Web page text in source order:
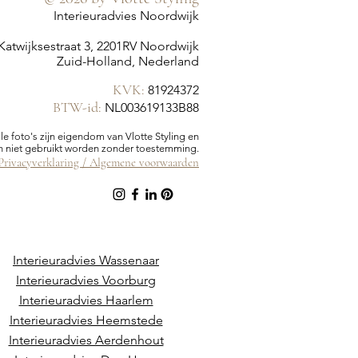
Interieuradvies Noordwijk
3, 2201RV Noordwijk
Zuid-Holland, Nederland
KVK: 81924372
BTW-id: NL003619133B88
foto's zijn eigendom van Vlotte Styling en
niet gebruikt worden zonder toestemming.
/ Algemene voorwaarden
Interieuradvies Wassenaar
Interieuradvies Voorburg
Interieuradvies Haarlem
Interieuradvies Heemstede
Interieuradvies Aerdenhout